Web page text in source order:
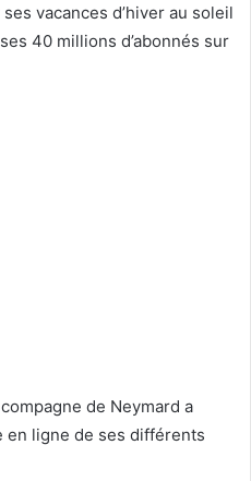
vacances d’hiver au soleil
40 millions d’abonnés sur
de Neymard a
en ligne de ses différents